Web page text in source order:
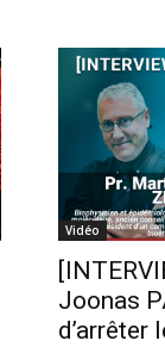
Vidéo
Joonas
d’arrêter